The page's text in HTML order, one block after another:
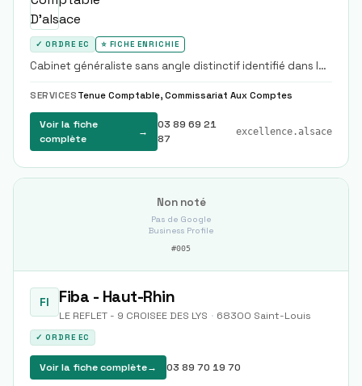
✓ ORDRE EC ⭐ FICHE ENRICHIE
Cabinet généraliste sans angle distinctif identifié dans le
corpus.
SERVICES Tenue Comptable, Commissariat Aux Comptes
Voir la fiche
complète
→
03 89 69 21
87
excellence.alsace
Non noté
Pas de Google
Business Profile
#005
FI Fiba - Haut-Rhin
LE REFLET - 9 CROISEE DES LYS · 68300 Saint-Louis
✓ ORDRE EC
Voir la fiche complète→ 03 89 70 19 70